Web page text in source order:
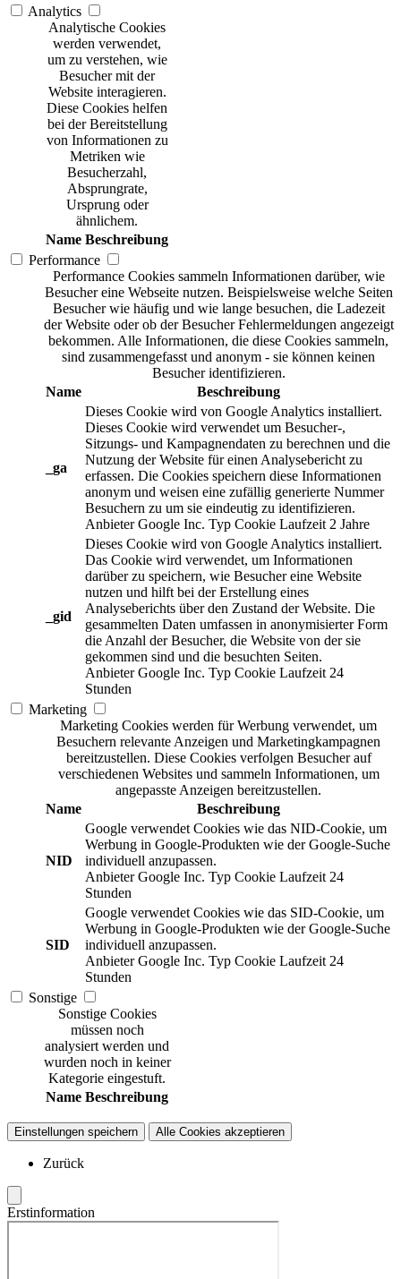
Analytics
Analytische Cookies
werden verwendet,
um zu verstehen, wie
Besucher mit der
Website interagieren.
Diese Cookies helfen
bei der Bereitstellung
von Informationen zu
Metriken wie
Besucherzahl,
Absprungrate,
Ursprung oder
ähnlichem.
Name Beschreibung
Performance
Performance Cookies sammeln Informationen darüber, wie
Besucher eine Webseite nutzen. Beispielsweise welche Seiten
Besucher wie häufig und wie lange besuchen, die Ladezeit
der Website oder ob der Besucher Fehlermeldungen angezeigt
bekommen. Alle Informationen, die diese Cookies sammeln,
sind zusammengefasst und anonym - sie können keinen
Besucher identifizieren.
Name
Beschreibung
_ga
Dieses Cookie wird von Google Analytics installiert.
Dieses Cookie wird verwendet um Besucher-,
Sitzungs- und Kampagnendaten zu berechnen und die
Nutzung der Website für einen Analysebericht zu
erfassen. Die Cookies speichern diese Informationen
anonym und weisen eine zufällig generierte Nummer
Besuchern zu um sie eindeutig zu identifizieren.
Anbieter Google Inc. Typ Cookie Laufzeit 2 Jahre
_gid
Dieses Cookie wird von Google Analytics installiert.
Das Cookie wird verwendet, um Informationen
darüber zu speichern, wie Besucher eine Website
nutzen und hilft bei der Erstellung eines
Analyseberichts über den Zustand der Website. Die
gesammelten Daten umfassen in anonymisierter Form
die Anzahl der Besucher, die Website von der sie
gekommen sind und die besuchten Seiten.
Anbieter Google Inc. Typ Cookie Laufzeit 24
Stunden
Marketing
Marketing Cookies werden für Werbung verwendet, um
Besuchern relevante Anzeigen und Marketingkampagnen
bereitzustellen. Diese Cookies verfolgen Besucher auf
verschiedenen Websites und sammeln Informationen, um
angepasste Anzeigen bereitzustellen.
Name
Beschreibung
NID
Google verwendet Cookies wie das NID-Cookie, um
Werbung in Google-Produkten wie der Google-Suche
individuell anzupassen.
Anbieter Google Inc. Typ Cookie Laufzeit 24
Stunden
SID
Google verwendet Cookies wie das SID-Cookie, um
Werbung in Google-Produkten wie der Google-Suche
individuell anzupassen.
Anbieter Google Inc. Typ Cookie Laufzeit 24
Stunden
Sonstige
Sonstige Cookies
müssen noch
analysiert werden und
wurden noch in keiner
Kategorie eingestuft.
Name Beschreibung
Einstellungen speichern Alle Cookies akzeptieren
Zurück
Erstinformation